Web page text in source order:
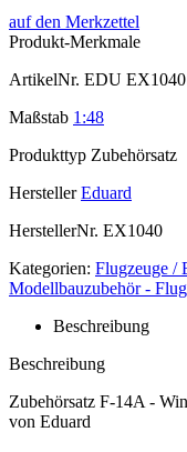
auf den Merkzettel
Produkt-Merkmale
ArtikelNr. EDU EX1040
Maßstab 1:48
Produkttyp Zubehörsatz
Hersteller Eduard
HerstellerNr. EX1040
Kategorien: Flugzeuge /
Modellbauzubehör -
Beschreibung
Beschreibung
Zubehörsatz F-14A -
von Eduard